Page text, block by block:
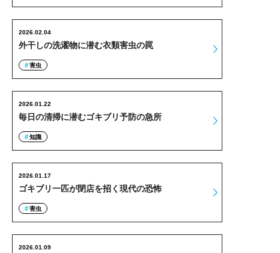
外干しの洗濯物に潜む衣類害虫の罠
2026.02.04
害虫
毎日の清掃に潜むゴキブリ予防の急所
2026.01.22
知識
ゴキブリ一匹が閉店を招く現代の恐怖
2026.01.17
害虫
2026.01.09